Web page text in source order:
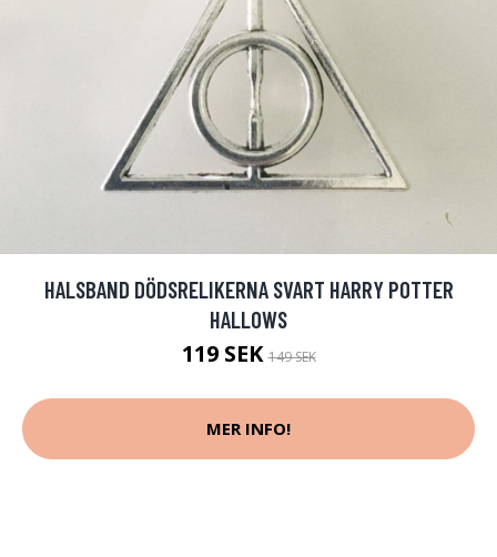
HALSBAND DÖDSRELIKERNA SVART HARRY POTTER
HALLOWS
119 SEK149 SEK
MER INFO!